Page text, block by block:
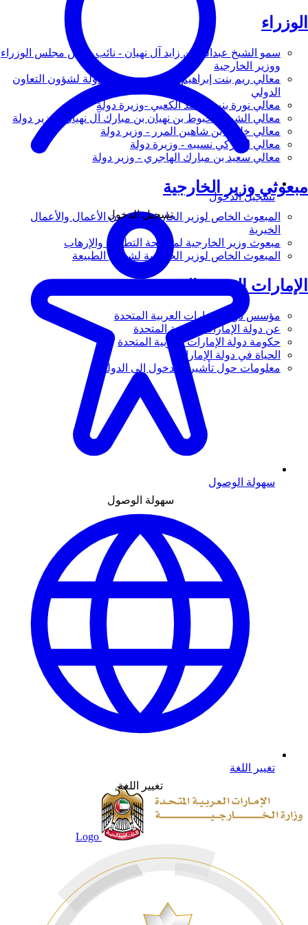
الوزراء
سمو الشيخ عبدالله بن زايد آل نهيان - نائب رئيس مجلس الوزراء
ووزير الخارجية
معالي ريم بنت إبراهيم الهاشمي - وزيرة دولة لشؤون التعاون
الدولي
معالي نورة بنت محمد الكعبي -وزيرة دولة
معالي الشيخ شخبوط بن نهيان بن مبارك آل نهيان - وزير دولة
معالي خليفة بن شاهين المرر - وزير دولة
معالي لانا زكي نسيبه - وزيرة دولة
معالي سعيد بن مبارك الهاجري - وزير دولة
مبعوثي وزير الخارجية
المبعوث الخاص لوزير الخارجية لشؤون الأعمال والأعمال
الخيرية
مبعوث وزير الخارجية لمكافحة التطرف والإرهاب
المبعوث الخاص لوزير الخارجية لشؤون الطبيعة
الإمارات العربية المتحدة
مؤسس دولة الإمارات العربية المتحدة
عن دولة الإمارات العربية المتحدة
حكومة دولة الإمارات العربية المتحدة
الحياة في دولة الإمارات
معلومات حول تأشيرة الدخول إلى الدولة
تسجيل الدخول
تسجيل الدخول
سهولة الوصول
سهولة الوصول
تغيير اللغة
تغيير اللغة
Logo